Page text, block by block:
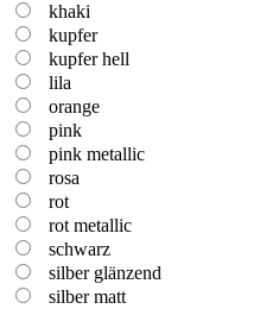
khaki
kupfer
kupfer hell
lila
orange
pink
pink metallic
rosa
rot
rot metallic
schwarz
silber glänzend
silber matt